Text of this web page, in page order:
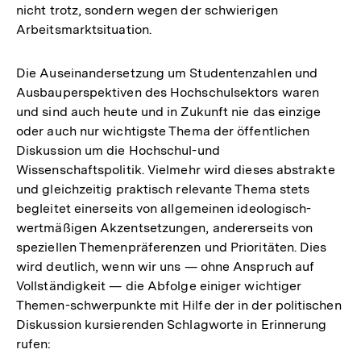
nicht trotz, sondern wegen der schwierigen
Arbeitsmarktsituation.
Die Auseinandersetzung um Studentenzahlen und
Ausbauperspektiven des Hochschulsektors waren
und sind auch heute und in Zukunft nie das einzige
oder auch nur wichtigste Thema der öffentlichen
Diskussion um die Hochschul-und
Wissenschaftspolitik. Vielmehr wird dieses abstrakte
und gleichzeitig praktisch relevante Thema stets
begleitet einerseits von allgemeinen ideologisch-
wertmäßigen Akzentsetzungen, andererseits von
speziellen Themenpräferenzen und Prioritäten. Dies
wird deutlich, wenn wir uns — ohne Anspruch auf
Vollständigkeit — die Abfolge einiger wichtiger
Themen-schwerpunkte mit Hilfe der in der politischen
Diskussion kursierenden Schlagworte in Erinnerung
rufen: